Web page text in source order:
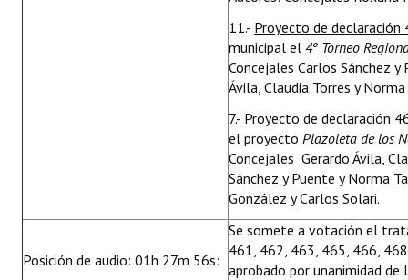
11.- Proyecto de
municipal el 4º Torneo
Concejales Carlos Sánchez
Ávila, Claudia Torres y Norma
7.- Proyecto de declaración
el proyecto Plazoleta de los
Concejales Gerardo Ávila,
Sánchez y Puente y Norma
González y Carlos Solari.
Posición de audio: 01h 27m 56s:
Se somete a votación el
461, 462, 463, 465, 466,
aprobado por unanimidad